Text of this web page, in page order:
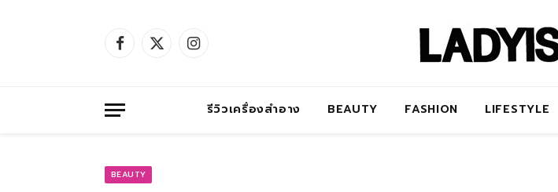
Facebook
X
Instagram
รีวิวเครื่องสำอาง BEAUTY FASHION LIFESTYLE
BEAUTY